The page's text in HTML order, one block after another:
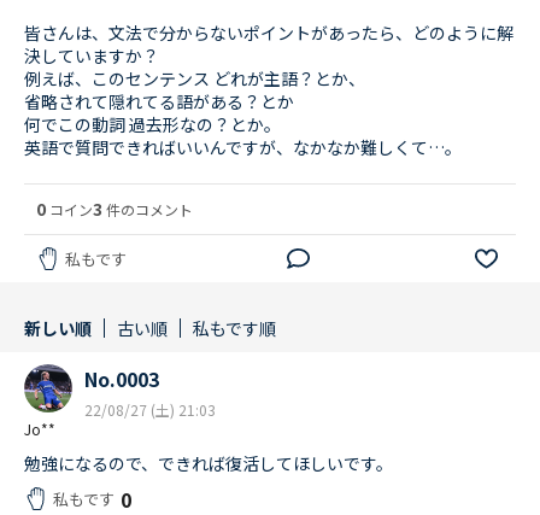
皆さんは、文法で分からないポイントがあったら、どのように解
決していますか？
例えば、このセンテンス どれが主語？とか、
省略されて隠れてる語がある？とか
何でこの動詞 過去形なの？とか。
英語で質問できればいいんですが、なかなか難しくて…。
0 コイン3 件のコメント
私もです
新しい順 古い順 私もです順
Jo**
No.0003
22/08/27 (土) 21:03
勉強になるので、できれば復活してほしいです。
私もです 0